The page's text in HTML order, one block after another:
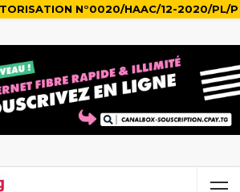
N°0020/HAAC/12-2020/PL/P